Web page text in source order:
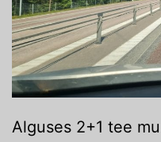
Alguses 2+1 tee